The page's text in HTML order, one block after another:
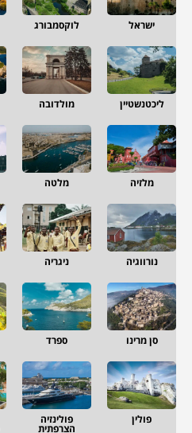
ישראל לוקסמבורג
ליכטנשטיין מולדובה
מלזיה מלטה
נורווגיה ניגריה
סן מרינו ספרד
פולין פולינזיה
הצרפתית